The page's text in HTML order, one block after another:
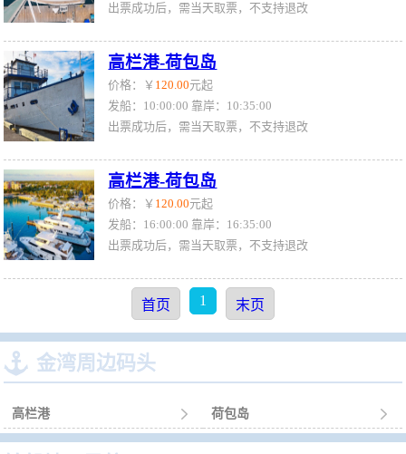
出票成功后，需当天取票，不支持退改
高栏港-荷包岛
价格：￥ 120.00元起
发船：10:00:00 靠岸：10:35:00
出票成功后，需当天取票，不支持退改
高栏港-荷包岛
价格：￥ 120.00元起
发船：16:00:00 靠岸：16:35:00
出票成功后，需当天取票，不支持退改
首页 1 末页
 金湾周边码头
高栏港  荷包岛 